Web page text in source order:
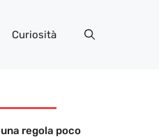
Curiosità
regola poco